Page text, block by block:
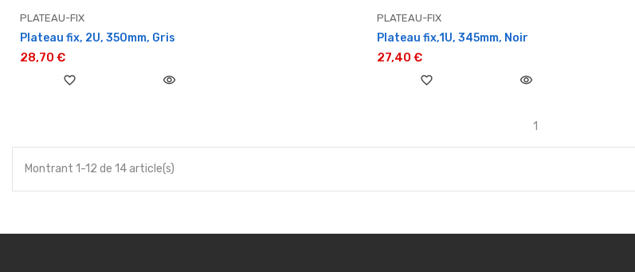
PLATEAU-FIX
Plateau fix, 2U, 350mm, Gris
28,70 €
favorite_border visibility
PLATEAU-FIX
Plateau fix,1U, 345mm, Noir
27,40 €
favorite_border visibility
1
Montrant 1-12 de 14 article(s)